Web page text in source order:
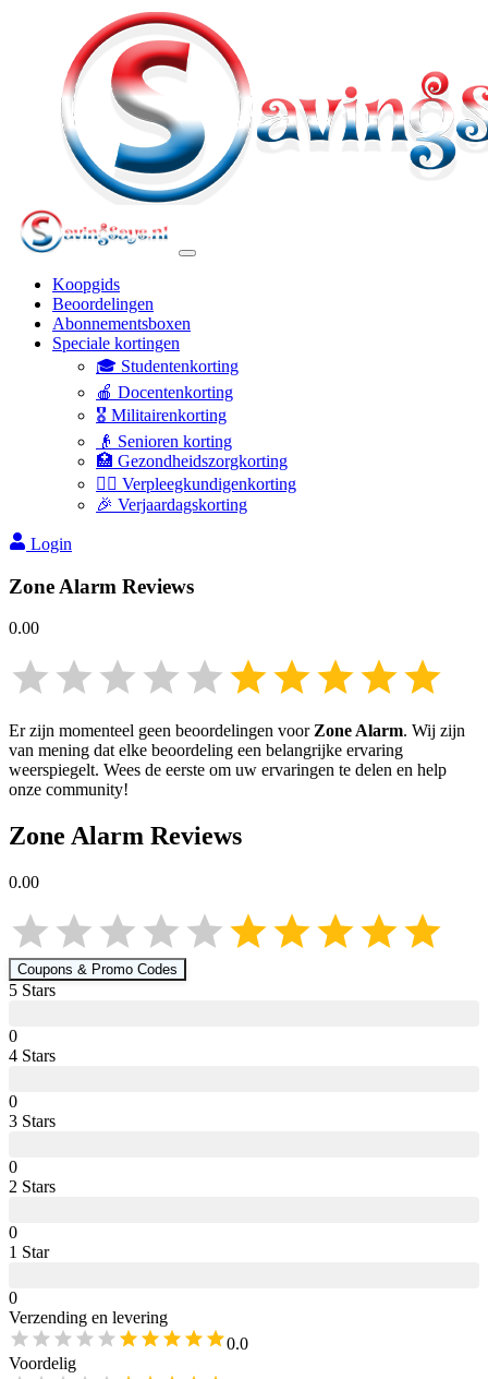
Koopgids
Beoordelingen
Abonnementsboxen
Speciale kortingen
🎓 Studentenkorting
🍎 Docentenkorting
🎖️ Militairenkorting
👴 Senioren korting
🏥 Gezondheidszorgkorting
👩‍⚕️ Verpleegkundigenkorting
🎉 Verjaardagskorting
Login
Zone Alarm Reviews
0.00
Er zijn momenteel geen beoordelingen voorZone Alarm. Wij zijn
van mening dat elke beoordeling een belangrijke ervaring
weerspiegelt. Wees de eerste om uw ervaringen te delen en help
onze community!
Zone Alarm Reviews
0.00
Coupons & Promo Codes
5 Stars
0
4 Stars
0
3 Stars
0
2 Stars
0
1 Star
0
Verzending en levering
0.0
Voordelig